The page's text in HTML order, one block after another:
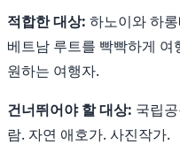
적합한 대상: 하노이와 하
베트남 루트를 빡빡하게
원하는 여행자.
건너뛰어야 할 대상: 국립
람. 자연 애호가. 사진작가.